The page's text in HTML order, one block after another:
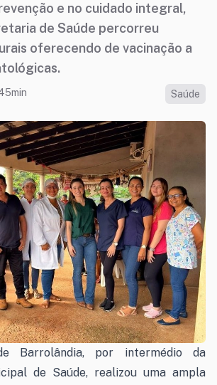
e no cuidado integral,
de Saúde percorreu
oferecendo de vacinação a
Saúde
Barrolândia, por intermédio da
de Saúde, realizou uma ampla